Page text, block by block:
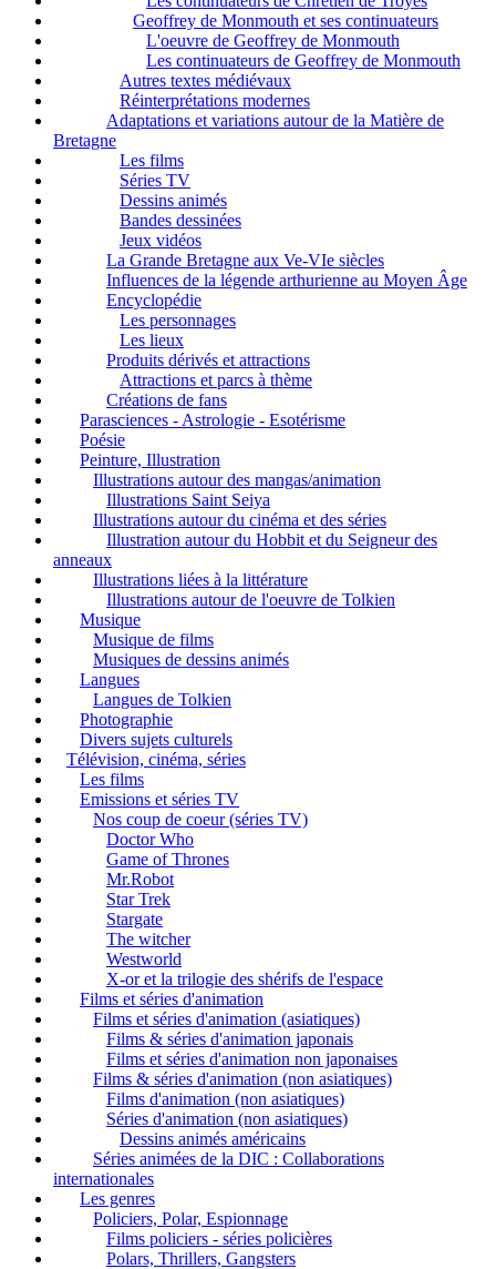
Geoffrey de Monmouth et ses continuateurs
L'oeuvre de Geoffrey de Monmouth
Les continuateurs de Geoffrey de Monmouth
Autres textes médiévaux
Réinterprétations modernes
Adaptations et variations autour de la Matière de
Bretagne
Les films
Séries TV
Dessins animés
Bandes dessinées
Jeux vidéos
La Grande Bretagne aux Ve-VIe siècles
Influences de la légende arthurienne au Moyen Âge
Encyclopédie
Les personnages
Les lieux
Produits dérivés et attractions
Attractions et parcs à thème
Créations de fans
Parasciences - Astrologie - Esotérisme
Poésie
Peinture, Illustration
Illustrations autour des mangas/animation
Illustrations Saint Seiya
Illustrations autour du cinéma et des séries
Illustration autour du Hobbit et du Seigneur des
anneaux
Illustrations liées à la littérature
Illustrations autour de l'oeuvre de Tolkien
Musique
Musique de films
Musiques de dessins animés
Langues
Langues de Tolkien
Photographie
Divers sujets culturels
Télévision, cinéma, séries
Les films
Emissions et séries TV
Nos coup de coeur (séries TV)
Doctor Who
Game of Thrones
Mr.Robot
Star Trek
Stargate
The witcher
Westworld
X-or et la trilogie des shérifs de l'espace
Films et séries d'animation
Films et séries d'animation (asiatiques)
Films & séries d'animation japonais
Films et séries d'animation non japonaises
Films & séries d'animation (non asiatiques)
Films d'animation (non asiatiques)
Séries d'animation (non asiatiques)
Dessins animés américains
Séries animées de la DIC : Collaborations
internationales
Les genres
Policiers, Polar, Espionnage
Films policiers - séries policières
Polars, Thrillers, Gangsters